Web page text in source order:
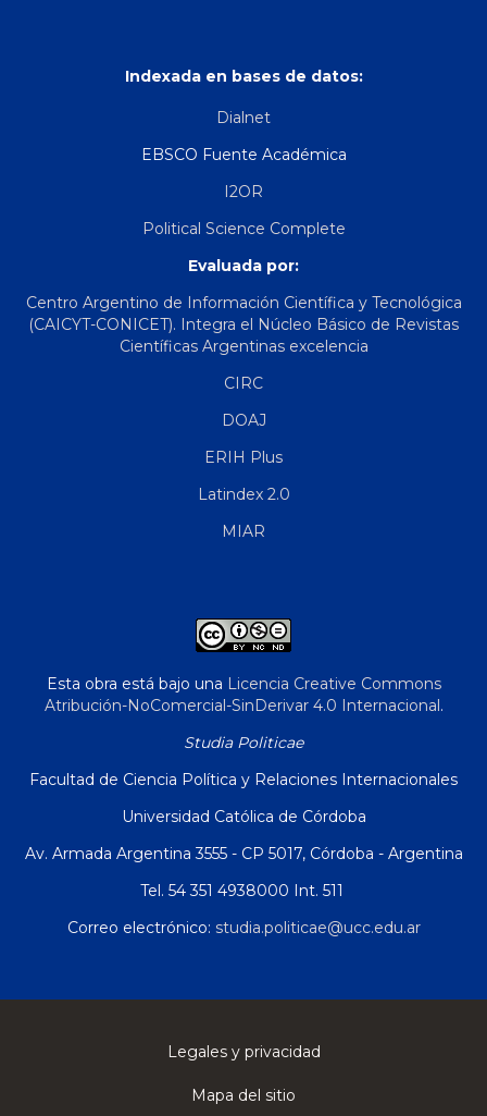
Indexada en bases de datos:
Dialnet
EBSCO Fuente Académica
I2OR
Political Science Complete
Evaluada por:
Centro Argentino de Información Científica y Tecnológica
(CAICYT-CONICET). Integra el Núcleo Básico de Revistas
Científicas Argentinas excelencia
CIRC
DOAJ
ERIH Plus
Latindex 2.0
MIAR
Esta obra está bajo una Licencia Creative Commons
Atribución-NoComercial-SinDerivar 4.0 Internacional.
Studia Politicae
Facultad de Ciencia Política y Relaciones Internacionales
Universidad Católica de Córdoba
Av. Armada Argentina 3555 - CP 5017, Córdoba - Argentina
Tel. 54 351 4938000 Int. 511
Correo electrónico: studia.politicae@ucc.edu.ar
Legales y privacidad
Mapa del sitio